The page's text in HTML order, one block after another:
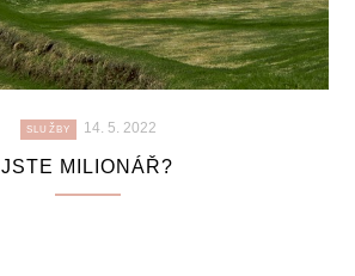
SLUŽBY 14. 5. 2022
JSTE MILIONÁŘ?